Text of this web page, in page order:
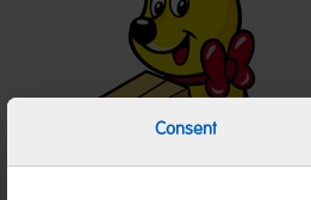
Consent